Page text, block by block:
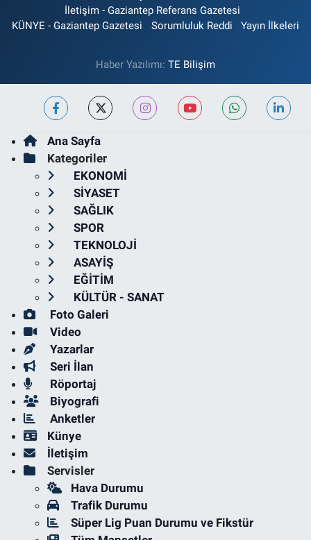
İletişim - Gaziantep Referans Gazetesi
KÜNYE - Gaziantep Gazetesi
Sorumluluk Reddi Yayın İlkeleri
Haber Yazılımı: TE Bilişim
Ana Sayfa
Kategoriler
EKONOMİ
SİYASET
SAĞLIK
SPOR
TEKNOLOJİ
ASAYİŞ
EĞİTİM
KÜLTÜR - SANAT
Foto Galeri
Video
Yazarlar
Seri İlan
Röportaj
Biyografi
Anketler
Künye
İletişim
Servisler
Hava Durumu
Trafik Durumu
Süper Lig Puan Durumu ve Fikstür